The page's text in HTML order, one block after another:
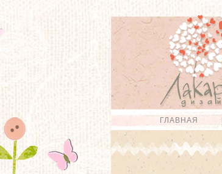
Перейти к
основному
содержанию
Skip to
navigation
Главное меню
ГЛАВНАЯ